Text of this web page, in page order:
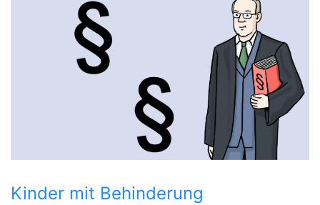
Kinder mit Behinderung